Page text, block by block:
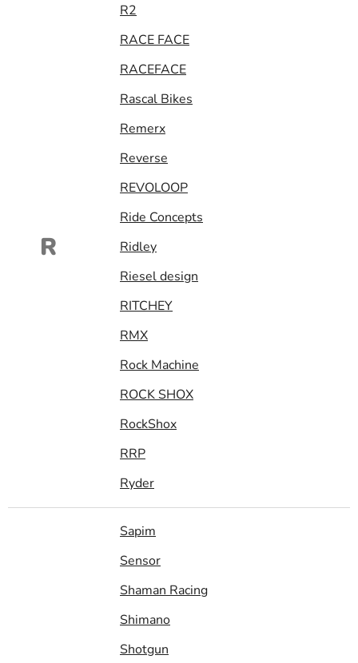
R
R2
RACE FACE
RACEFACE
Rascal Bikes
Remerx
Reverse
REVOLOOP
Ride Concepts
Ridley
Riesel design
RITCHEY
RMX
Rock Machine
ROCK SHOX
RockShox
RRP
Ryder
Sapim
Sensor
Shaman Racing
Shimano
Shotgun